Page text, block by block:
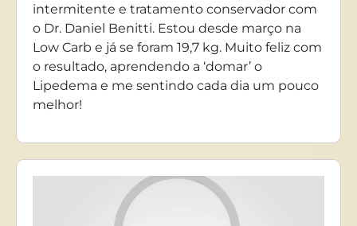
intermitente e tratamento conservador com
o Dr. Daniel Benitti. Estou desde março na
Low Carb e já se foram 19,7 kg. Muito feliz com
o resultado, aprendendo a ‘domar’ o
Lipedema e me sentindo cada dia um pouco
melhor!